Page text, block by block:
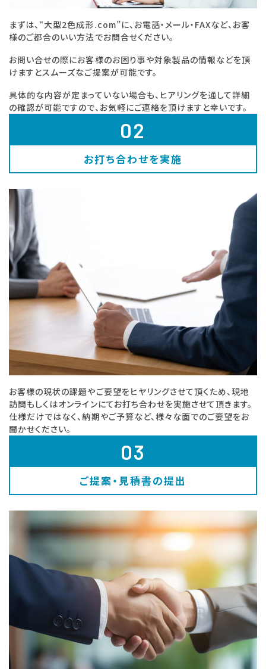
まずは、“大型2色成形.com”に、お電話・メール・FAXなど、お客
様のご都合のいい方法でお問合せください。
お問い合せの際にお客様のお困り事や対象製品の情報などを頂
けますとスムーズなご提案が可能です。
具体的な内容が定まっていない場合も、ヒアリングを通して詳細
の確認が可能ですので、お気軽にご連絡を頂けますと幸いです。
02
お打ち合わせを実施
お客様の現状の課題やご要望をヒヤリングさせて頂くため、現地
訪問もしくはオンラインにてお打ち合わせを実施させて頂きます。
仕様だけではなく、納期やご予算など、様々な面でのご要望をお
聞かせください。
03
ご提案・見積書の提出